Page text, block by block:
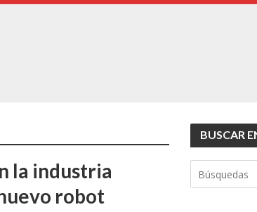
Andalucía: la globalización cuestionada”.
Canaria
la industria
robot
BUSCAR